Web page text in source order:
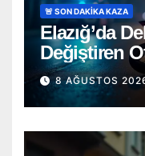
🚨 SON DAKİKA KAZA
Elazığ’da
Değiştiren
8 AĞUSTOS